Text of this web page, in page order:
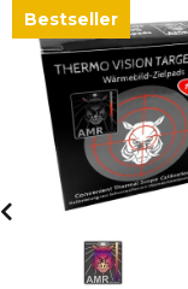
Bestseller